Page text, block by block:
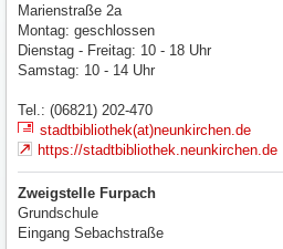
Marienstraße 2a
Montag: geschlossen
Dienstag - Freitag: 10 - 18 Uhr
Samstag: 10 - 14 Uhr
Tel.: (06821) 202-470
stadtbibliothek(at)neunkirchen.de
https://stadtbibliothek.neunkirchen.de
Zweigstelle Furpach
Grundschule
Eingang Sebachstraße